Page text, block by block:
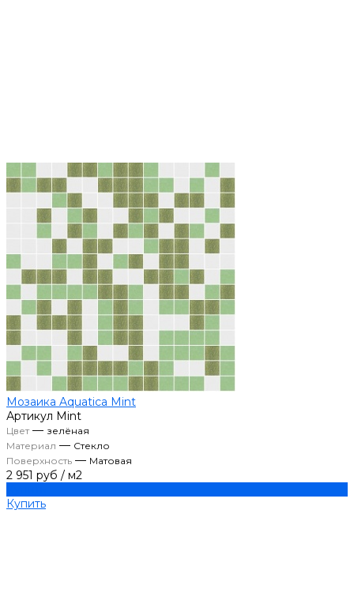
Мозаика Aquatica Mint
Артикул Mint
Цвет— зелёная
Материал — Стекло
Поверхность — Матовая
2 951 руб / м2
Купить